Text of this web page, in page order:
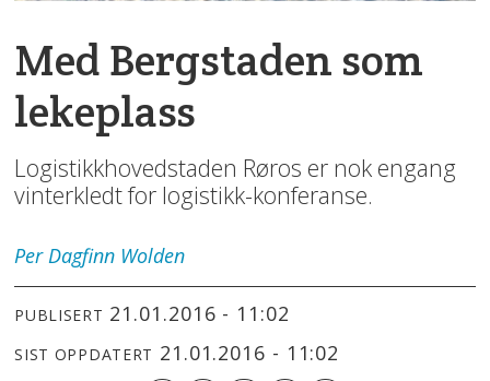
Med Bergstaden som
lekeplass
Logistikkhovedstaden Røros er nok engang
vinterkledt for logistikk-konferanse.
Per Dagfinn Wolden
PUBLISERT 21.01.2016 - 11:02
SIST OPPDATERT 21.01.2016 - 11:02